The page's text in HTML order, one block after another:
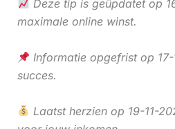
Deze tip is geüpdatet op
maximale online winst.
Informatie opgefrist op
succes.
Laatst herzien op 19-11-